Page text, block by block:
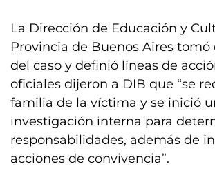
La Dirección de Educación y
Provincia de Buenos Aires
del caso y definió líneas de
oficiales dijeron a DIB que “se
familia de la víctima y se inició
investigación interna para
responsabilidades, además de
acciones de convivencia”.